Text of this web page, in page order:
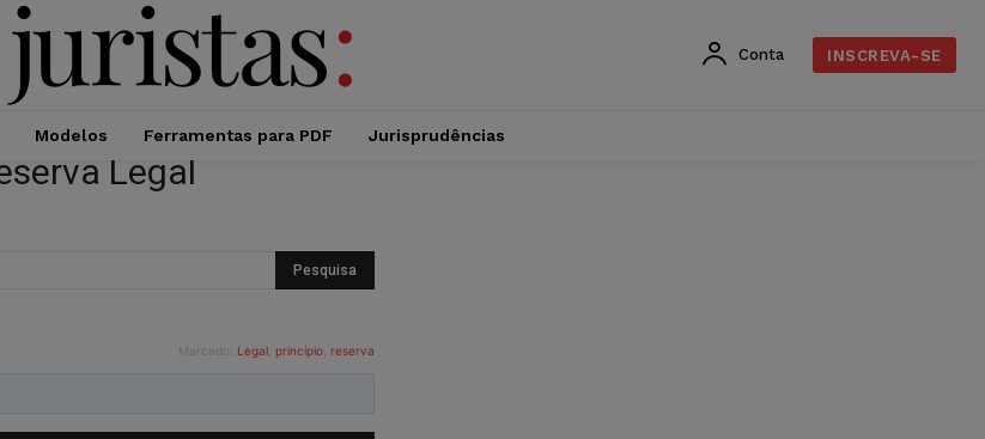
Conta INSCREVA-SE
Modelos Ferramentas para PDF Jurisprudências
Legal
Marcado: Legal princípio reserva